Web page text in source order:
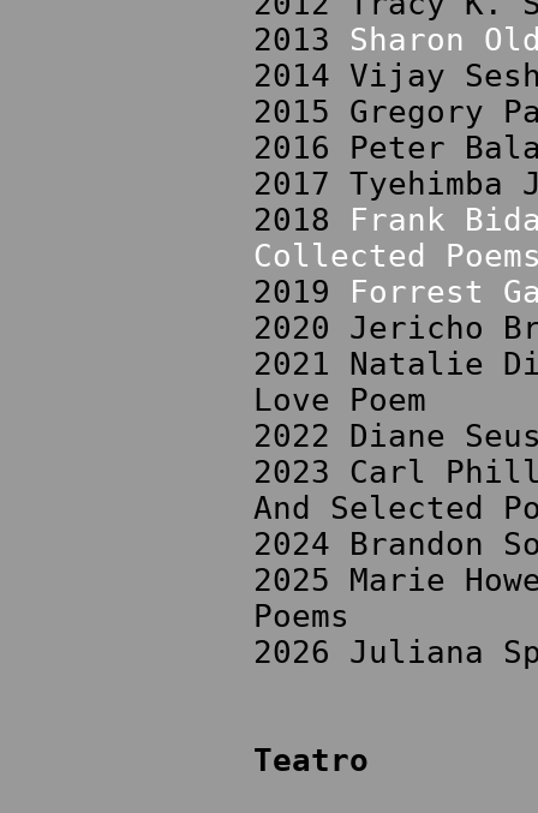
2013 Sharon
2014 Vijay
2015 Gregory
2016 Peter
2017
2018 Frank
Collected
2019 Forrest
2020 Jericho
2021 Natalie
Love Poem
2022 Diane
2023 Carl
And Selected
2024 Brandon
2025 Marie
Poems
2026 Juliana
Teatro